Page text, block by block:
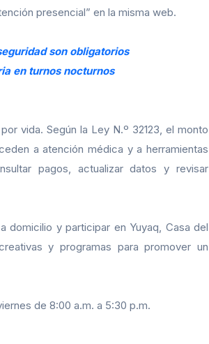
presencial” en la misma web.
son obligatorios
en turnos nocturnos
vida. Según la Ley N.º 32123, el monto
a atención médica y a herramientas
pagos, actualizar datos y revisar
domicilio y participar en Yuyaq, Casa del
y programas para promover un
de 8:00 a.m. a 5:30 p.m.